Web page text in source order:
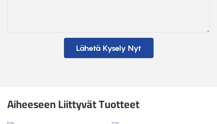
Lähetä Kysely Nyt
Aiheeseen Liittyvät Tuotteet